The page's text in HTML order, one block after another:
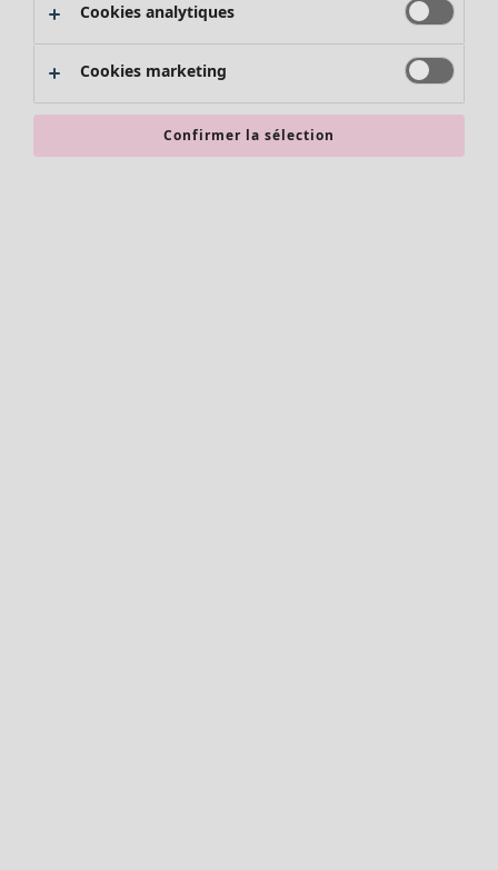
Promos SOLDES
Les promos de Gudrun Sjödén
Nouvel arrivage
Bonnes affaires en soldes - jusqu'à -70
Cookies analytiques
Cookies marketing
Confirmer la sélection